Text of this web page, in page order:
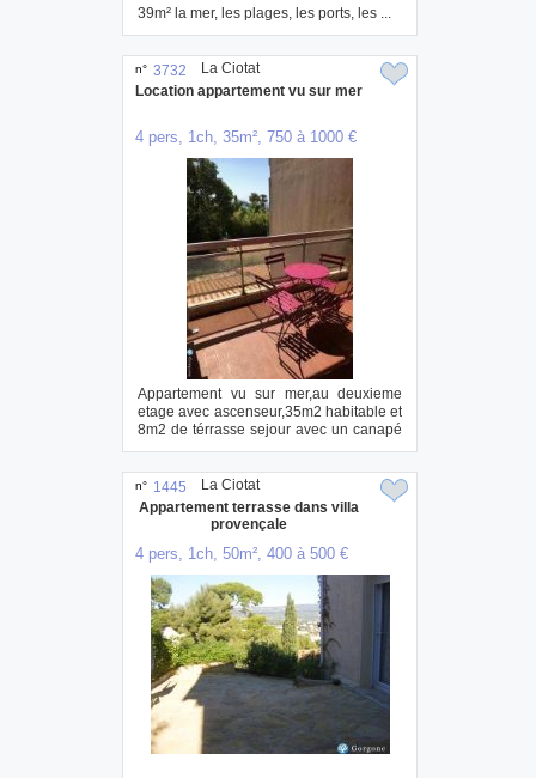
39m² la mer, les plages, les ports, les ...
n° 3732
Location appartement vu sur mer
4 pers, 1ch, 35m², 750 à 1000 €
Appartement vu sur mer,au deuxieme
etage avec ascenseur,35m2 habitable et
8m2 de térrasse sejour avec un canapé
convert...
La Ciotat
n° 1445
Appartement terrasse dans villa
provençale
4 pers, 1ch, 50m², 400 à 500 €
La Ciotat